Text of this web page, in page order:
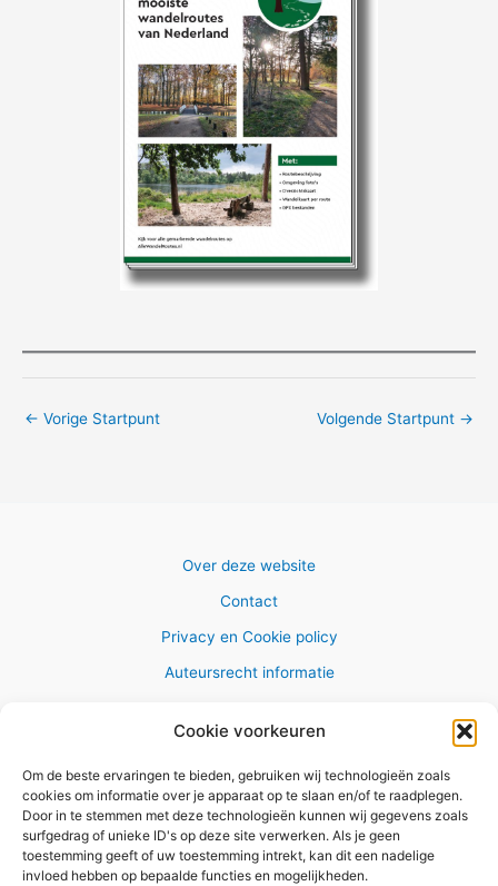
Cookie voorkeuren
Om de beste ervaringen te bieden, gebruiken wij technologieën zoals
cookies om informatie over je apparaat op te slaan en/of te raadplegen.
Door in te stemmen met deze technologieën kunnen wij gegevens zoals
surfgedrag of unieke ID's op deze site verwerken. Als je geen
toestemming geeft of uw toestemming intrekt, kan dit een nadelige
invloed hebben op bepaalde functies en mogelijkheden.
← Vorige Startpunt Volgende Startpunt →
Over deze website
Contact
Privacy en Cookie policy
Auteursrecht informatie
Copyright © 2026 AlleWandelRoutes.nl